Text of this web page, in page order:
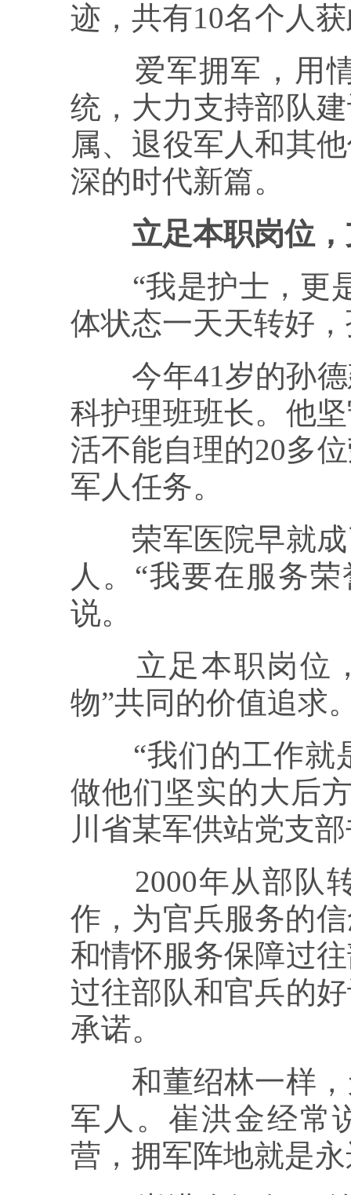
迹，共有10名个人
爱军拥军，用情
统，大力支持部队
属、退役军人和其
深的时代新篇。
立足本职岗位，
“我是护士，更是
体状态一天天转好
今年41岁的孙德
科护理班班长。他
活不能自理的20多
军人任务。
荣军医院早就成
人。“我要在服务
说。
立足本职岗位，
物”共同的价值追求
“我们的工作就是
做他们坚实的大后
川省某军供站党支
2000年从部队转
作，为官兵服务的
和情怀服务保障过
过往部队和官兵的
承诺。
和董绍林一样，
军人。崔洪金经常
营，拥军阵地就是